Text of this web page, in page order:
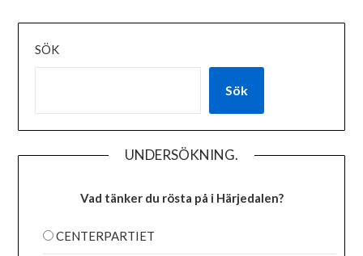
SÖK
Sök
UNDERSÖKNING.
Vad tänker du rösta på i Härjedalen?
CENTERPARTIET